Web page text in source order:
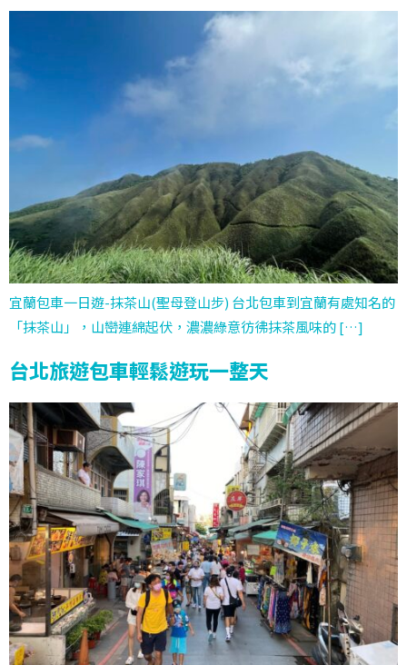
宜蘭包車一日遊-抹茶山(聖母登山步) 台北包車到宜蘭有處知名的
「抹茶山」，山巒連綿起伏，濃濃綠意彷彿抹茶風味的 […]
台北旅遊包車輕鬆遊玩一整天